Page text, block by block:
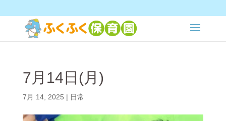
7月14日(月)
7月 14, 2025 | 日常